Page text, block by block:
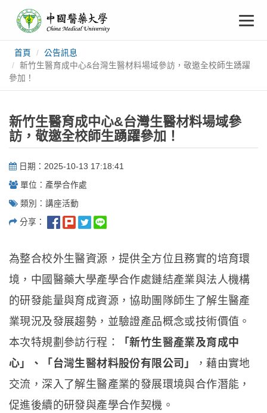
要
中
國
醫
藥
大
學
首頁
公告訊息
新竹生醫育成中心&台灣生醫材料場域參訪，敬邀全校師生踴躍
參加！
新竹生醫育成中心&台灣生醫材料場域參
訪，敬邀全校師生踴躍參加！
日期：2025-10-13 17:18:41
單位：產學合作處
類別：講座活動
分享：
為整合校外生醫資源，提供全方位且務實的培育環
境，中國醫藥大學產學合作處鏈結產業與法人機構
的研發能量與育成資源，協助團隊師生了解生醫產
業現況及發展趨勢，並驗證產品概念或技術價值。
本次特規劃參訪行程：
「新竹生醫產業及育成中
心」、「台灣生醫材料股份有限公司」
，藉由實地
交流，深入了解生醫產業的發展環境與合作潛能，
促進後續的研發與產學合作契機。